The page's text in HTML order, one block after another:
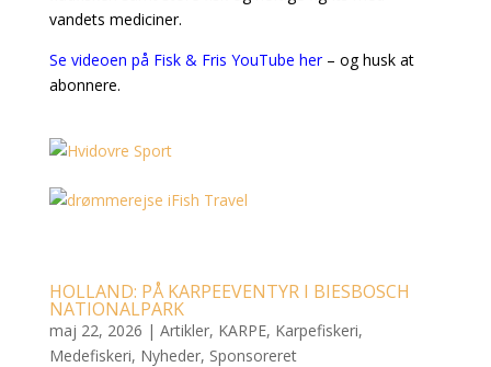
vandets mediciner.
Se videoen på Fisk & Fris YouTube her – og husk at
abonnere.
HOLLAND: PÅ KARPEEVENTYR I BIESBOSCH
NATIONALPARK
maj 22, 2026 | Artikler, KARPE, Karpefiskeri,
Medefiskeri, Nyheder, Sponsoreret